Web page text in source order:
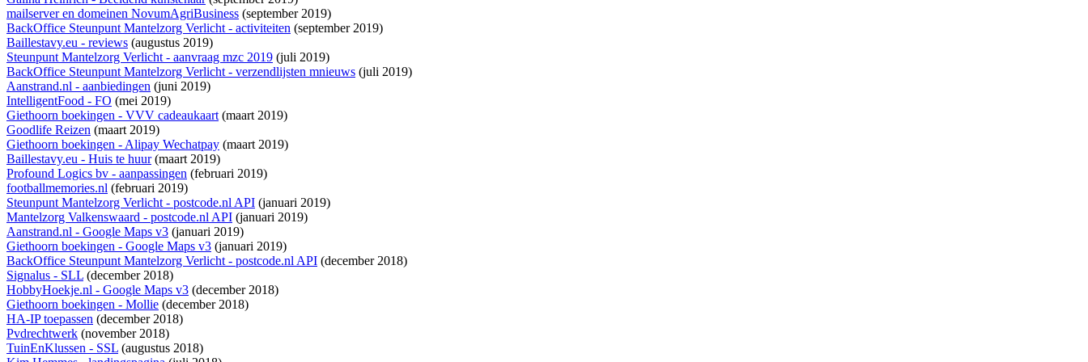
mailserver en domeinen NovumAgriBusiness (september 2019)
BackOffice Steunpunt Mantelzorg Verlicht - activiteiten (september 2019)
Baillestavy.eu - reviews (augustus 2019)
Steunpunt Mantelzorg Verlicht - aanvraag mzc 2019 (juli 2019)
BackOffice Steunpunt Mantelzorg Verlicht - verzendlijsten mnieuws (juli 2019)
Aanstrand.nl - aanbiedingen (juni 2019)
IntelligentFood - FO (mei 2019)
Giethoorn boekingen - VVV cadeaukaart(maart 2019)
Goodlife Reizen (maart 2019)
Giethoorn boekingen - Alipay Wechatpay (maart 2019)
Baillestavy.eu - Huis te huur(maart 2019)
Profound Logics bv - aanpassingen (februari 2019)
footballmemories.nl (februari 2019)
Steunpunt Mantelzorg Verlicht - postcode.nl API (januari 2019)
Mantelzorg Valkenswaard - postcode.nl API (januari 2019)
Aanstrand.nl - Google Maps v3 (januari 2019)
Giethoorn boekingen - Google Maps v3 (januari 2019)
BackOffice Steunpunt Mantelzorg Verlicht - postcode.nl API (december 2018)
Signalus - SLL (december 2018)
HobbyHoekje.nl - Google Maps v3 (december 2018)
Giethoorn boekingen - Mollie (december 2018)
HA-IP toepassen (december 2018)
Pvdrechtwerk (november 2018)
TuinEnKlussen - SSL (augustus 2018)